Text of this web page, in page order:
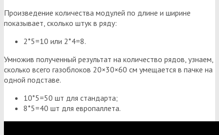
Произведение количества модулей по длине и ширине
показывает, сколько штук в ряду:
2*5=10 или 2*4=8.
Умножив полученный результат на количество рядов, узнаем,
сколько всего газоблоков 20×30×60 см умещается в пачке на
одной подставе.
10*5=50 шт для стандарта;
8*5=40 шт для европаллета.